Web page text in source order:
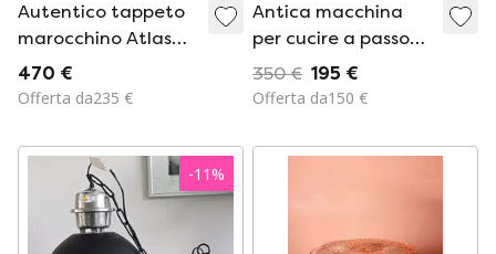
Autentico tappeto
marocchino Atlas
Beni Ourain, 250 cm
x 150 cm
470 €
Offerta da235 €
Antica macchina
per cucire a passo
del 1873
350 € 195 €
Offerta da150 €
-11%